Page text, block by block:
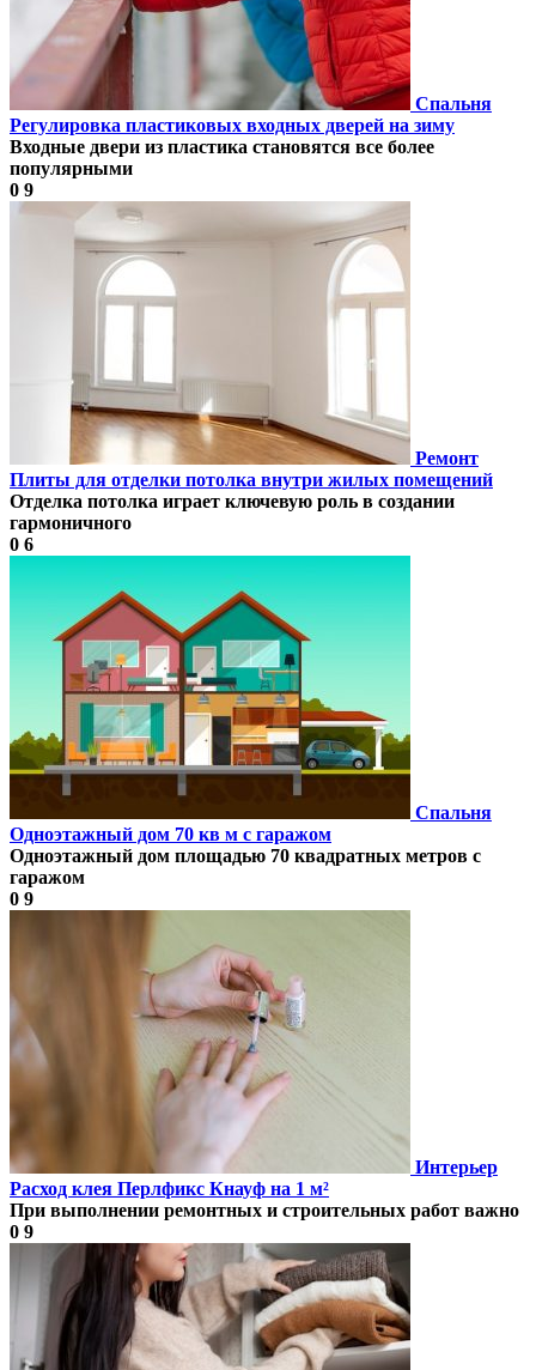
Спальня
Регулировка пластиковых входных дверей на зиму
Входные двери из пластика становятся все более
популярными
0 9
Ремонт
Плиты для отделки потолка внутри жилых помещений
Отделка потолка играет ключевую роль в создании
гармоничного
0 6
Спальня
Одноэтажный дом 70 кв м с гаражом
Одноэтажный дом площадью 70 квадратных метров с
гаражом
0 9
Интерьер
Расход клея Перлфикс Кнауф на 1 м²
При выполнении ремонтных и строительных работ важно
0 9